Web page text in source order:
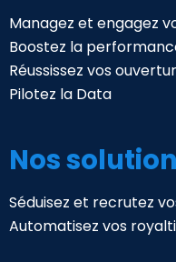
Managez et engagez
Boostez la
Réussissez vos
Pilotez la Data
Nos
Séduisez et recrutez
Automatisez vos